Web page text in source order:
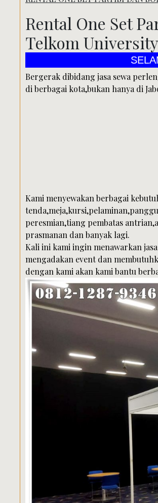
Rental One Set
Telkom
SELAMAT DATANG DI
Bergerak dibidang jasa sewa
di berbagai kota,bukan hanya di
Kami menyewakan berbagai
peresmian,tiang pembatas
prasmanan dan banyak lagi.
Kali ini kami ingin menawarkan
mengadakan event dan
dengan kami akan kami bantu